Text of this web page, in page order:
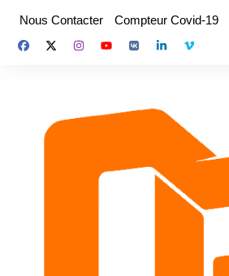
contenu
Nous Contacter Compteur Covid-19